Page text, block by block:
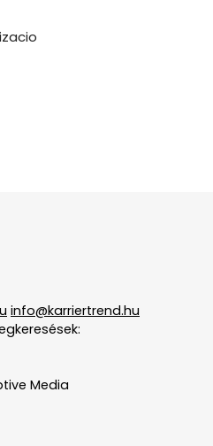
info@karriertrend.hu
Media